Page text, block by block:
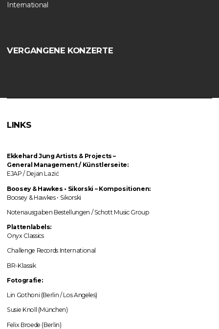
International
VERGANGENE KONZERTE
LINKS
Ekkehard Jung Artists & Projects–
General Management / Künstlerseite:
EJAP / Dejan Lazić
Boosey & Hawkes • Sikorski –Kompositionen:
Boosey & Hawkes • Sikorski
Notenausgaben Bestellungen / Schott Music Group
Plattenlabels:
Onyx Classics
Challenge Records International
BR-Klassik
Fotografie:
Lin Gothoni (Berlin / Los Angeles)
Susie Knoll (München)
Felix Broede (Berlin)